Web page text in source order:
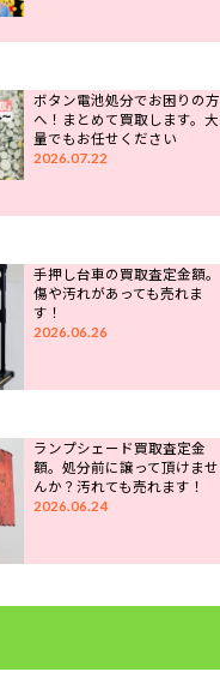
ボタン電池処分でお困りの方
へ！まとめて買取します。大
量でもお任せください
2026.07.22
手押し台車の買取査定金額。
傷や汚れがあっても売れま
す！
2026.06.26
ランプシェード買取査定金
額。処分前に譲って頂けませ
んか？汚れても売れます！
2026.06.24